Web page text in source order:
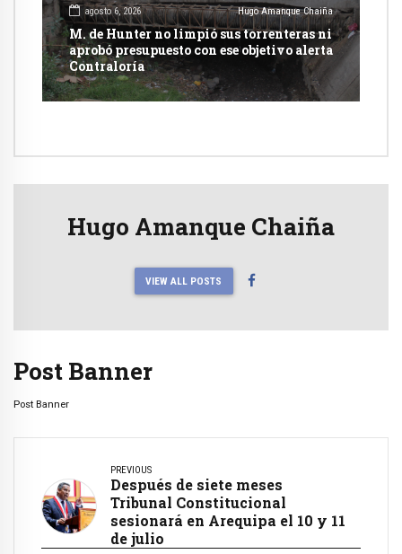
agosto 6, 2026 Hugo Amanque Chaiña
M. de Hunter no limpió sus torrenteras ni
aprobó presupuesto con ese objetivo alerta
Contraloría
Hugo Amanque Chaiña
VIEW ALL POSTS
Post Banner
Post Banner
PREVIOUS
Después de siete meses
Tribunal Constitucional
sesionará en Arequipa el 10 y 11
de julio